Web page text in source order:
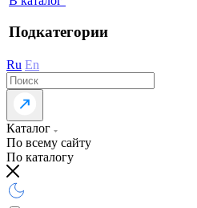
Подкатегории
Ru En
Каталог
По всему сайту
По каталогу